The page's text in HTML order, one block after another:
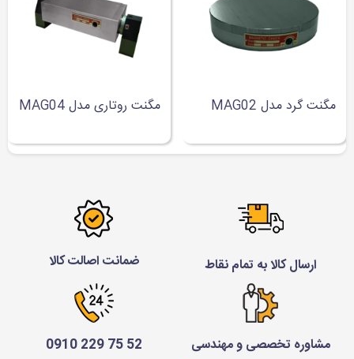
مگنت گرد مدل MAG02 مگنت روتاری مدل MAG04
ارسال کالا به تمام نقاط ضمانت اصالت کالا
مشاوره تخصصی و مهندسی 52 75 229 0910